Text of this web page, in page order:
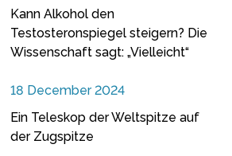
Kann Alkohol den
Testosteronspiegel steigern? Die
Wissenschaft sagt: „Vielleicht“
18 December 2024
Ein Teleskop der Weltspitze auf
der Zugspitze